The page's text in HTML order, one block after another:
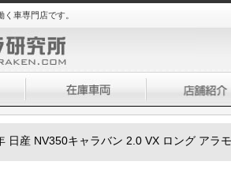
車専門店です。
日産 NV350キャラバン 2.0 VX ロング アラ